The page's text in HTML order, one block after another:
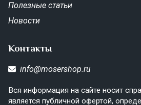
Полезные статьи
Новости
Контакты
info@mosershop.ru
Вся информация на сайте носит
является публичной офертой,